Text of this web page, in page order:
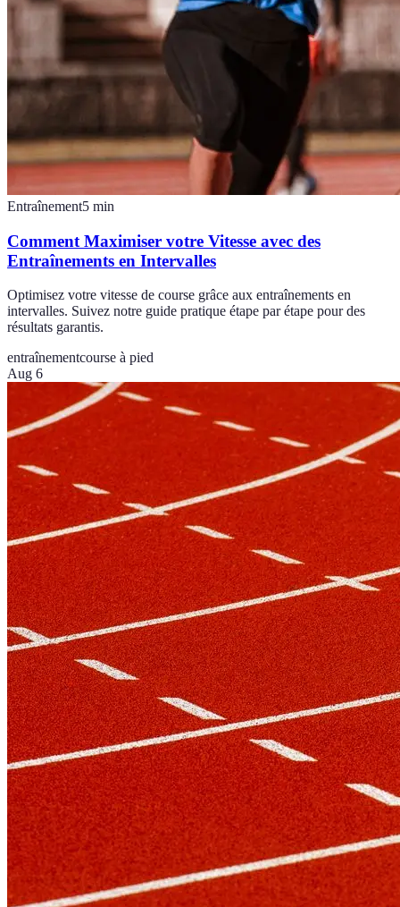
Entraînement5 min
Comment Maximiser votre Vitesse avec des
Entraînements en Intervalles
Optimisez votre vitesse de course grâce aux entraînements en
intervalles. Suivez notre guide pratique étape par étape pour des
résultats garantis.
entraînementcourse à pied
Aug 6